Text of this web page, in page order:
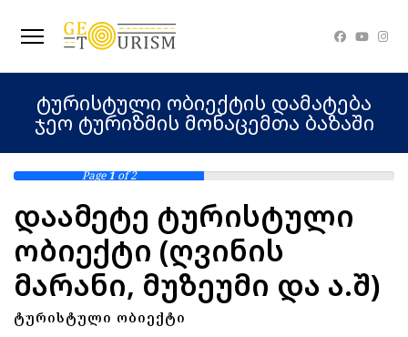
ტურისტული ობიექტის დამატება
ჯეო ტურიზმის მონაცემთა ბაზაში
Page1of 2
დაამეტე ტურისტული
ობიექტი (ღვინის
მარანი, მუზეუმი და ა.შ)
ᲢᲣᲠᲘᲡᲢᲣᲚᲘ ᲝᲑᲘᲔᲥᲢᲘ